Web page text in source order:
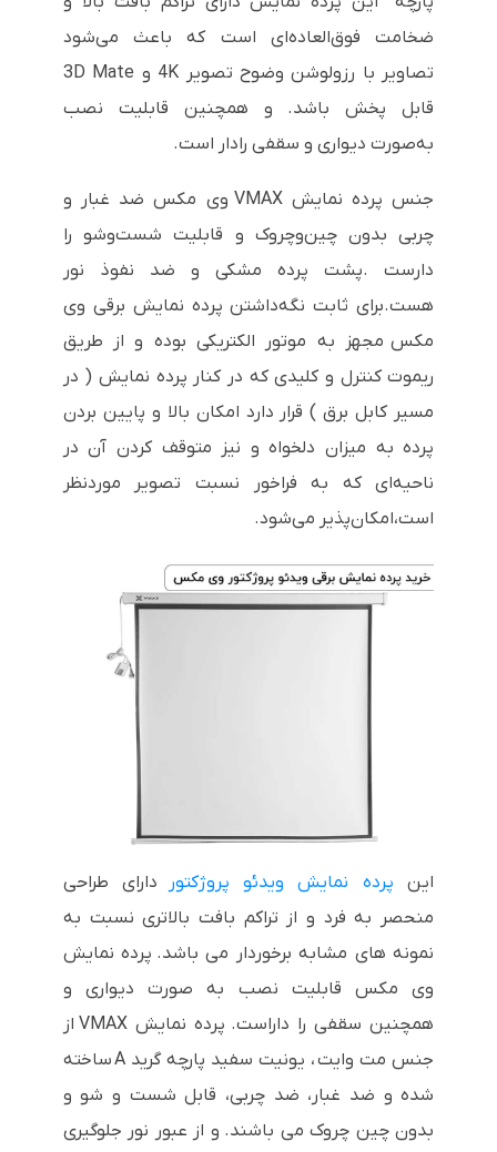
ضخامت فوق‌العاده‌ای است که باعث می‌شود
تصاویر با رزولوشن وضوح تصویر 4K و 3D Mate
قابل پخش باشد. و همچنین قابلیت نصب
به‌صورت دیواری و سقفی رادار است.
جنس پرده نمایش VMAX وی مکس ضد غبار و
چربی بدون چین‌وچروک و قابلیت شست‌وشو را
دارست .پشت پرده مشکی و ضد نفوذ نور
هست.برای ثابت نگه‌داشتن پرده نمایش برقی وی
مکس مجهز به موتور الکتریکی بوده و از طریق
ریموت کنترل و کلیدی که در کنار پرده نمایش ( در
مسیر کابل برق ) قرار دارد امکان بالا و پایین بردن
پرده به میزان دلخواه و نیز متوقف کردن آن در
ناحیه‌ای که به فراخور نسبت تصویر موردنظر
است،امکان‌پذیر می‌شود.
این پرده نمایش ویدئو پروژکتور
دارای طراحی
منحصر به فرد و از تراکم بافت بالاتری نسبت به
نمونه های مشابه برخوردار می باشد. پرده نمایش
وی مکس قابلیت نصب به صورت دیواری و
همچنین سقفی را داراست.
پرده نمایش VMAX از
جنس مت وایت ، یونیت سفید پارچه گرید A ساخته
شده و ضد غبار، ضد چربی، قابل شست و شو و
بدون چین چروک می باشند. و از عبور نور جلوگیری